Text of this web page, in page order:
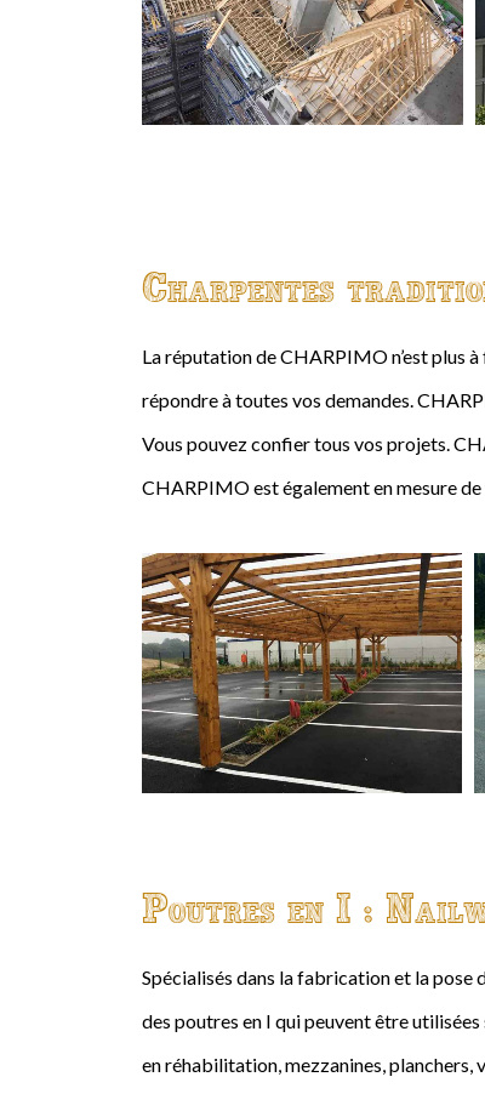
Charpentes
La réputation de CHARPIMO n’est plus
répondre à toutes vos demandes.
Vous pouvez confier tous vos projets.
CHARPIMO est également en mesure
Poutres en I :
Spécialisés dans la fabrication et la
des poutres en I qui peuvent être
en réhabilitation, mezzanines, planchers,